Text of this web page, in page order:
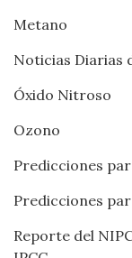
Metano
Noticias Diarias
Óxido Nitroso
Ozono
Predicciones
Predicciones
Reporte del